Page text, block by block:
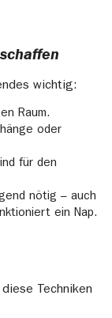
wichtig:
Raum.
oder
für den
nötig – auch
ein Nap.
Techniken